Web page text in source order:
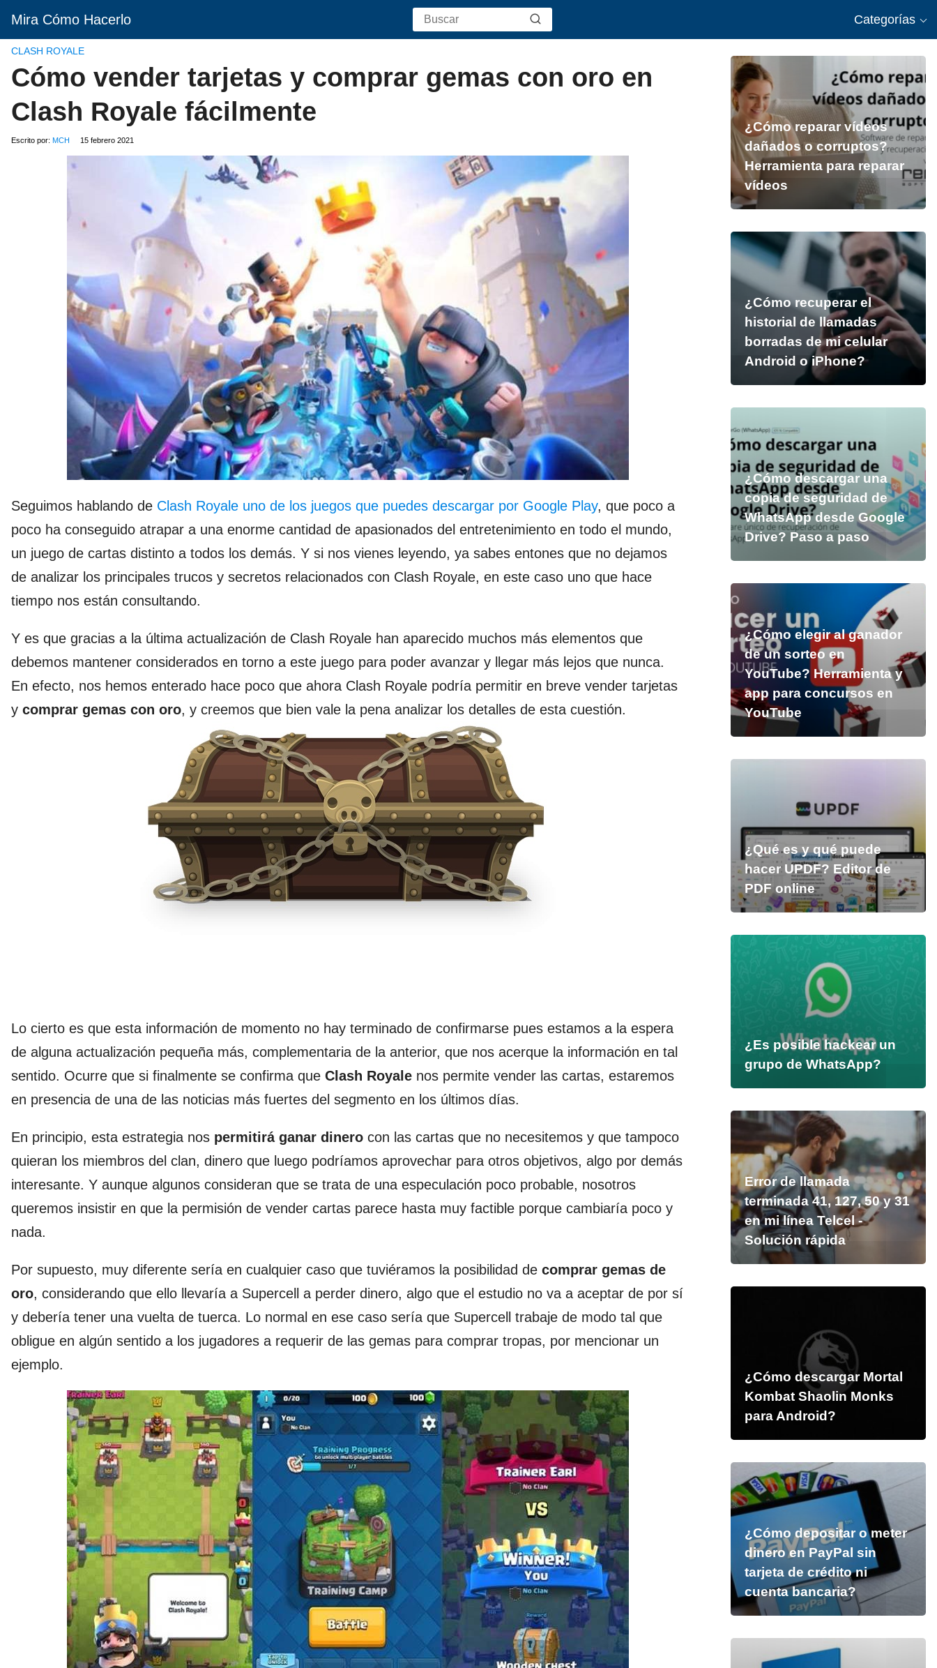
Mira Cómo Hacerlo Categorías
CLASH ROYALE
Cómo vender tarjetas y comprar gemas con oro en
Clash Royale fácilmente
Escrito por: MCH 15 febrero 2021
Seguimos hablando de Clash Royale uno de los juegos que puedes descargar por Google Play, que poco a
poco ha conseguido atrapar a una enorme cantidad de apasionados del entretenimiento en todo el mundo,
un juego de cartas distinto a todos los demás. Y si nos vienes leyendo, ya sabes entones que no dejamos
de analizar los principales trucos y secretos relacionados con Clash Royale, en este caso uno que hace
tiempo nos están consultando.
Y es que gracias a la última actualización de Clash Royale han aparecido muchos más elementos que
debemos mantener considerados en torno a este juego para poder avanzar y llegar más lejos que nunca.
En efecto, nos hemos enterado hace poco que ahora Clash Royale podría permitir en breve vender tarjetas
y comprar gemas con oro, y creemos que bien vale la pena analizar los detalles de esta cuestión.
Lo cierto es que esta información de momento no hay terminado de confirmarse pues estamos a la espera
de alguna actualización pequeña más, complementaria de la anterior, que nos acerque la información en tal
sentido. Ocurre que si finalmente se confirma que Clash Royale nos permite vender las cartas, estaremos
en presencia de una de las noticias más fuertes del segmento en los últimos días.
En principio, esta estrategia nos permitirá ganar dinero con las cartas que no necesitemos y que tampoco
quieran los miembros del clan, dinero que luego podríamos aprovechar para otros objetivos, algo por demás
interesante. Y aunque algunos consideran que se trata de una especulación poco probable, nosotros
queremos insistir en que la permisión de vender cartas parece hasta muy factible porque cambiaría poco y
nada.
Por supuesto, muy diferente sería en cualquier caso que tuviéramos la posibilidad de comprar gemas de
oro, considerando que ello llevaría a Supercell a perder dinero, algo que el estudio no va a aceptar de por sí
y debería tener una vuelta de tuerca. Lo normal en ese caso sería que Supercell trabaje de modo tal que
obligue en algún sentido a los jugadores a requerir de las gemas para comprar tropas, por mencionar un
ejemplo.
¿Cómo reparar vídeos
dañados o corruptos?
Herramienta para reparar
vídeos
¿Cómo recuperar el
historial de llamadas
borradas de mi celular
Android o iPhone?
¿Cómo descargar una
copia de seguridad de
WhatsApp desde Google
Drive? Paso a paso
¿Cómo elegir al ganador
de un sorteo en
YouTube? Herramienta y
app para concursos en
YouTube
¿Qué es y qué puede
hacer UPDF? Editor de
PDF online
¿Es posible hackear un
grupo de WhatsApp?
Error de llamada
terminada 41, 127, 50 y 31
en mi línea Telcel -
Solución rápida
¿Cómo descargar Mortal
Kombat Shaolin Monks
para Android?
¿Cómo depositar o meter
dinero en PayPal sin
tarjeta de crédito ni
cuenta bancaria?